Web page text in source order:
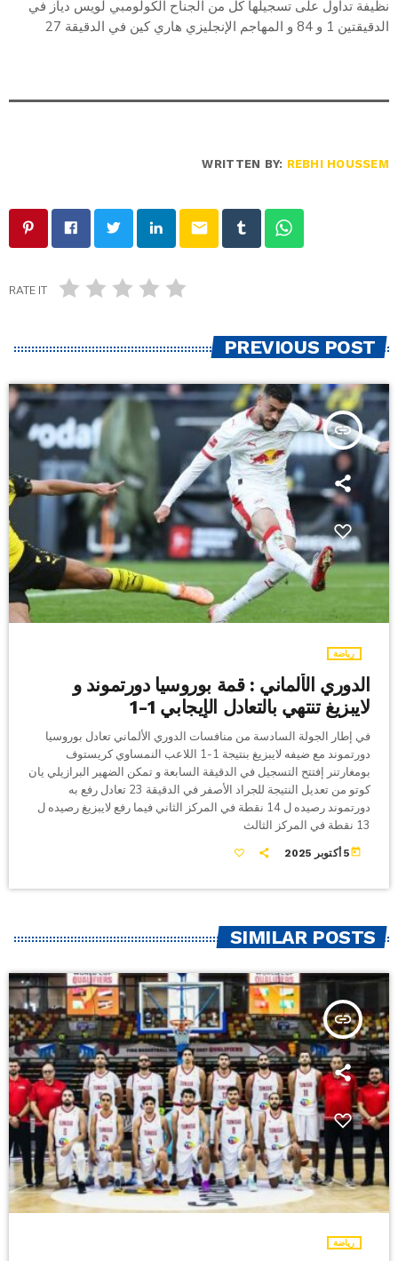
نظيفة تداول على تسجيلها كل من الجناح الكولومبي لويس دياز في
الدقيقتين 1 و 84 و المهاجم الإنجليزي هاري كين في الدقيقة 27
WRITTEN BY: REBHI HOUSSEM
email
RATE IT
PREVIOUS POST
insert_link
رياضة
الدوري الألماني : قمة بوروسيا دورتموند و
لايبزيغ تنتهي بالتعادل الإيجابي 1-1
في إطار الجولة السادسة من منافسات الدوري الألماني تعادل بوروسيا
دورتموند مع ضيفه لايبزيغ بنتيجة 1-1 اللاعب النمساوي كريستوف
بومغارتنر إفتتح التسجيل في الدقيقة السابعة و تمكن الضهير البرازيلي يان
كوتو من تعديل النتيجة للجراد الأصفر في الدقيقة 23 تعادل رفع به
دورتموند رصيده ل 14 نقطة في المركز الثاني فيما رفع لايبزيغ رصيده ل
13 نقطة في المركز الثالث
today5 أكتوبر 2025
SIMILAR POSTS
insert_link
رياضة